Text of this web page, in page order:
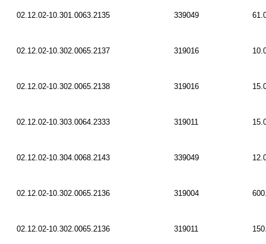
02.12.02-10.301.0063.2135 339049
02.12.02-10.302.0065.2137 319016
02.12.02-10.302.0065.2138 319016
02.12.02-10.303.0064.2333 319011
02.12.02-10.304.0068.2143 339049
02.12.02-10.302.0065.2136 319004
02.12.02-10.302.0065.2136 319011